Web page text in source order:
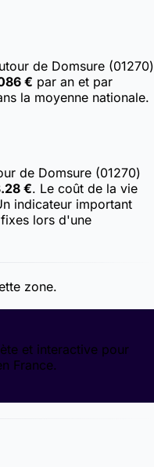
de Domsure (01270)
€ par an et par
la moyenne nationale.
de Domsure (01270)
€. Le coût de la vie
indicateur important
lors d'une
zone.
et interactive pour
France.